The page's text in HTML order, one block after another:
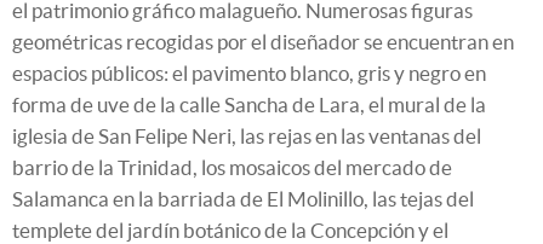
el patrimonio gráfico malagueño. Numerosas figuras
geométricas recogidas por el diseñador se encuentran en
espacios públicos: el pavimento blanco, gris y negro en
forma de uve de la calle Sancha de Lara, el mural de la
iglesia de San Felipe Neri, las rejas en las ventanas del
barrio de la Trinidad, los mosaicos del mercado de
Salamanca en la barriada de El Molinillo, las tejas del
templete del jardín botánico de la Concepción y el